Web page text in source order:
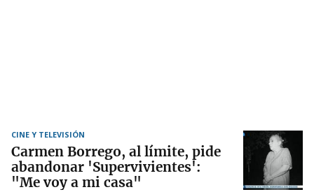
CINE Y TELEVISIÓN
Carmen Borrego, al límite, pide
abandonar 'Supervivientes':
"Me voy a mi casa"